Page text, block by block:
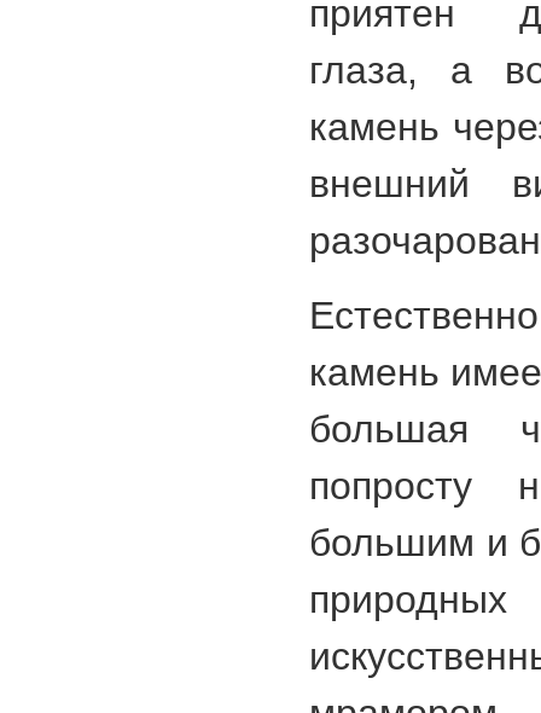
приятен
глаза, а
камень
внешний
камень
большая
попросту
большим и